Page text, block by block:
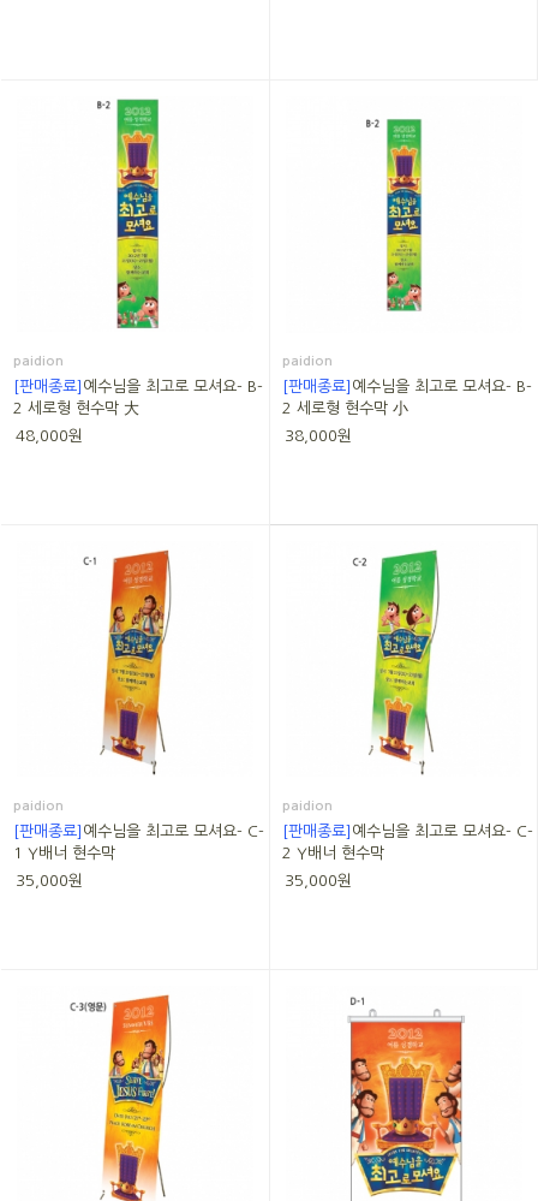
paidion
[판매종료] 예수님을 최고로 모셔요- B-
2 세로형 현수막 大
48,000원
paidion
[판매종료] 예수님을 최고로 모셔요- B-
2 세로형 현수막 小
38,000원
paidion
[판매종료] 예수님을 최고로 모셔요- C-
1 Y배너 현수막
35,000원
paidion
[판매종료] 예수님을 최고로 모셔요- C-
2 Y배너 현수막
35,000원